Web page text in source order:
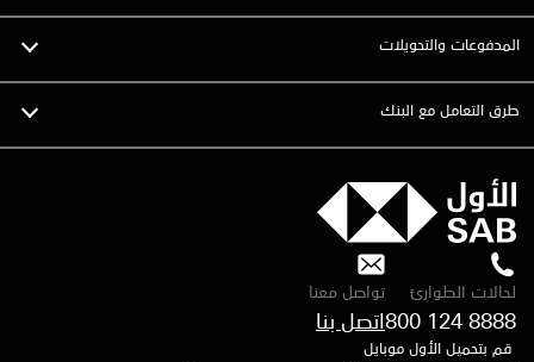
المدفوعات والتحويلات
طرق التعامل مع البنك
لحالات الطوارئ
800 124 8888
تواصل معنا
اتصل بنا
قم بتحميل الأول موبايل